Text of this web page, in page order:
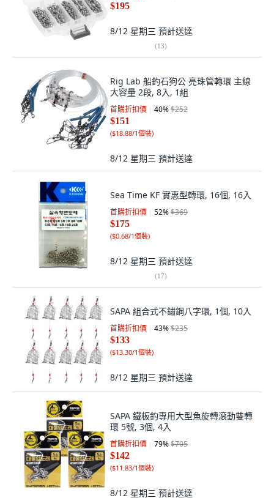
$195
8/12 星期三 預計送達
(13)
Rig Lab 船釣石狗公 亮珠管轉環 主線
大容量 2段, 8入, 1組
首購折扣價 40%$252
$151
($18.88/1個裝)
8/12 星期三 預計送達
Sea Time KF 實惠型轉環, 16個, 16入
首購折扣價 52%$369
$175
($0.68/1個裝)
8/12 星期三 預計送達
(17)
SAPA 組合式不鏽鋼八字環, 1個, 10入
首購折扣價 43%$235
$133
($13.30/1個裝)
8/12 星期三 預計送達
SAPA 鐵板釣專用大型魚旋轉滾動雙轉
環 5號, 3個, 4入
首購折扣價 79%$705
$142
($11.83/1個裝)
8/12 星期三 預計送達